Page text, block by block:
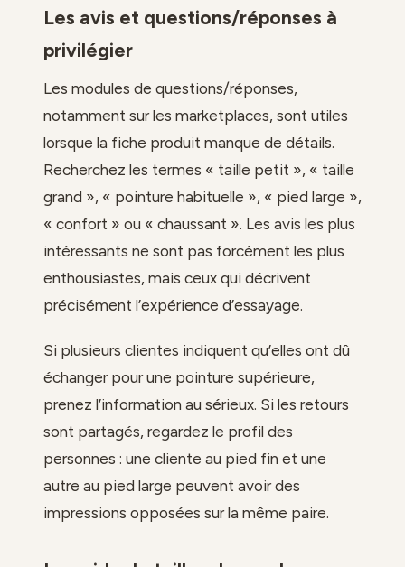
Les avis et questions/réponses à
privilégier
Les modules de questions/réponses,
notamment sur les marketplaces, sont utiles
lorsque la fiche produit manque de détails.
Recherchez les termes « taille petit », « taille
grand », « pointure habituelle », « pied large »,
« confort » ou « chaussant ». Les avis les plus
intéressants ne sont pas forcément les plus
enthousiastes, mais ceux qui décrivent
précisément l’expérience d’essayage.
Si plusieurs clientes indiquent qu’elles ont dû
échanger pour une pointure supérieure,
prenez l’information au sérieux. Si les retours
sont partagés, regardez le profil des
personnes : une cliente au pied fin et une
autre au pied large peuvent avoir des
impressions opposées sur la même paire.